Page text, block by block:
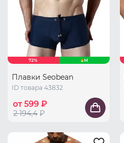
72% M
Плавки Seobean
ID товара 43832
от 599 ₽
2 194,4 ₽